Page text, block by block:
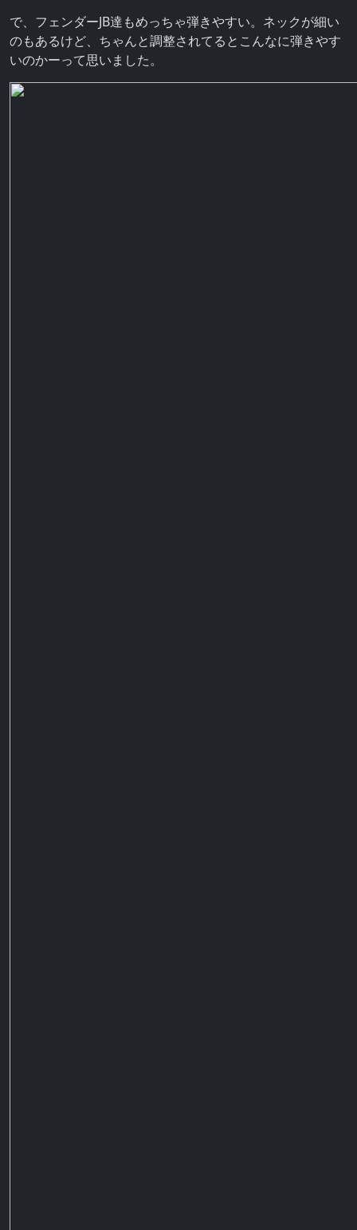
で、フェンダーJB達もめっちゃ弾きやすい。ネックが細い
のもあるけど、ちゃんと調整されてるとこんなに弾きやす
いのかーって思いました。